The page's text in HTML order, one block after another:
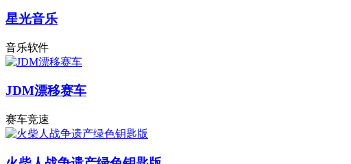
星光音乐
音乐软件
JDM漂移赛车
赛车竞速